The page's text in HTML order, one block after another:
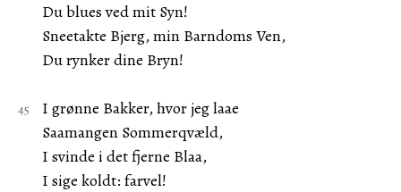
Du blues ved mit Syn!
Sneetakte Bjerg, min Barndoms Ven,
Du rynker dine Bryn!
I grønne Bakker, hvor jeg laae
Saamangen Sommerqvæld,
I svinde i det fjerne Blaa,
I sige koldt: farvel!